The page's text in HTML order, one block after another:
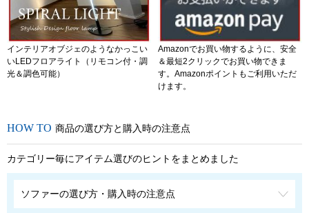
インテリアオブジェのようなかっこい
いLEDフロアライト（リモコン付・調
光＆調色可能）
Amazonでお買い物するように、安全
＆最短2クリックでお買い物できま
す。Amazonポイントもご利用いただ
けます。
商品の選び方と購入時の注意点
カテゴリー毎にアイテム選びのヒントをまとめました
ソファーの選び方・購入時の注意点